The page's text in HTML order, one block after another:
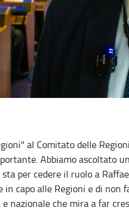
al Comitato delle
Abbiamo ascoltato
per cedere il ruolo a
capo alle Regioni e di non
nazionale che mira a far